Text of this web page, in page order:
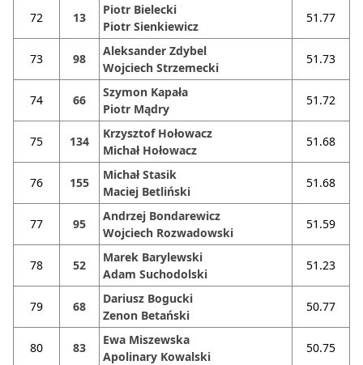
72 13
Piotr Bielecki
Piotr Sienkiewicz
51.77
73 98
Aleksander Zdybel
Wojciech Strzemecki
51.73
74 66
Szymon Kapała
Piotr Mądry
51.72
75 134
Krzysztof Hołowacz
Michał Hołowacz
51.68
76 155
Michał Stasik
Maciej Betliński
51.68
77 95
Andrzej Bondarewicz
Wojciech Rozwadowski
51.59
78 52
Marek Barylewski
Adam Suchodolski
51.23
79 68
Dariusz Bogucki
Zenon Betański
50.77
80 83
Ewa Miszewska
Apolinary Kowalski
50.75